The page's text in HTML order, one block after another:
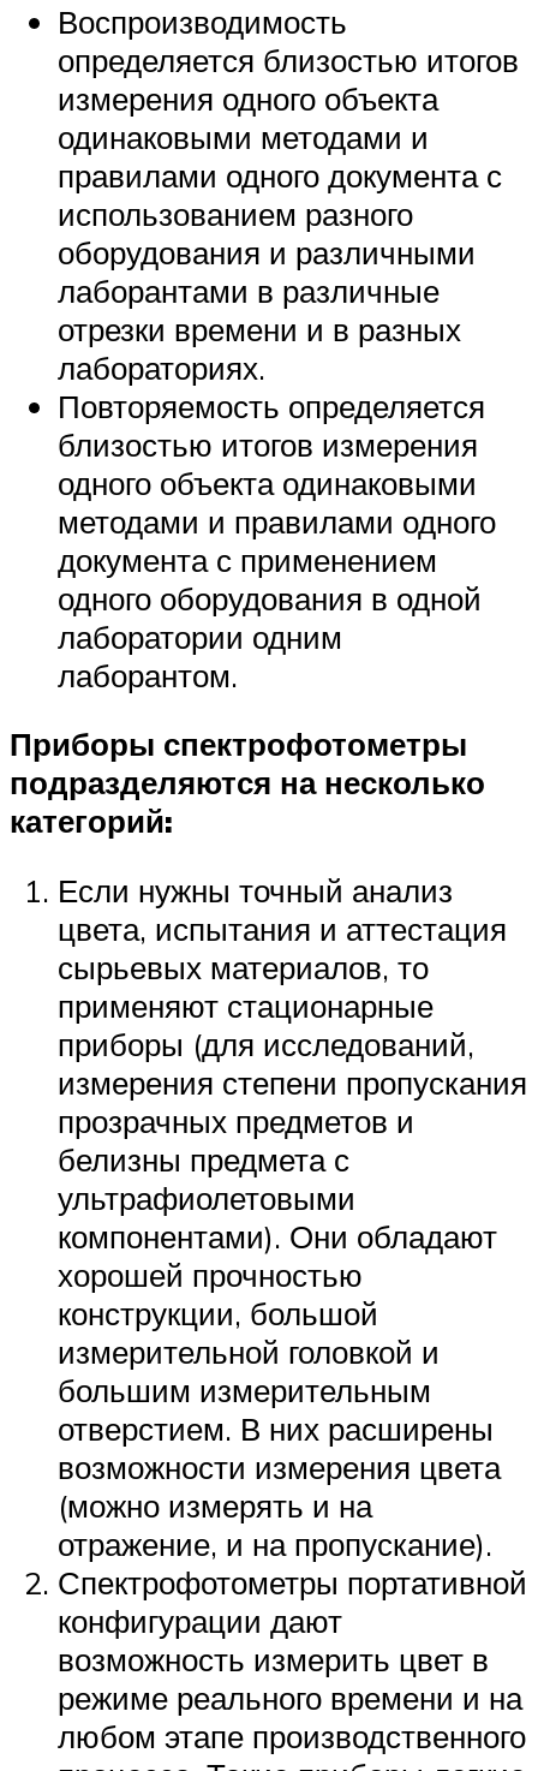
Воспроизводимость
определяется близостью итогов
измерения одного объекта
одинаковыми методами и
правилами одного документа с
использованием разного
оборудования и различными
лаборантами в различные
отрезки времени и в разных
лабораториях.
Повторяемость определяется
близостью итогов измерения
одного объекта одинаковыми
методами и правилами одного
документа с применением
одного оборудования в одной
лаборатории одним
лаборантом.
Приборы спектрофотометры
подразделяются на несколько
категорий:
Если нужны точный анализ
цвета, испытания и аттестация
сырьевых материалов, то
применяют стационарные
приборы (для исследований,
измерения степени пропускания
прозрачных предметов и
белизны предмета с
ультрафиолетовыми
компонентами). Они обладают
хорошей прочностью
конструкции, большой
измерительной головкой и
большим измерительным
отверстием. В них расширены
возможности измерения цвета
(можно измерять и на
отражение, и на пропускание).
Спектрофотометры портативной
конфигурации дают
возможность измерить цвет в
режиме реального времени и на
любом этапе производственного